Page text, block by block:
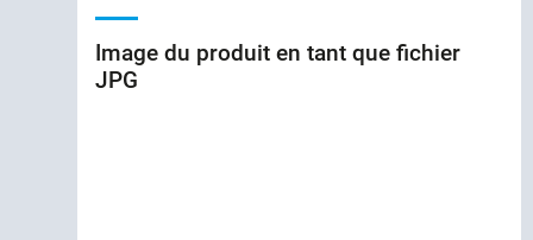
Image du produit en tant que fichier
JPG